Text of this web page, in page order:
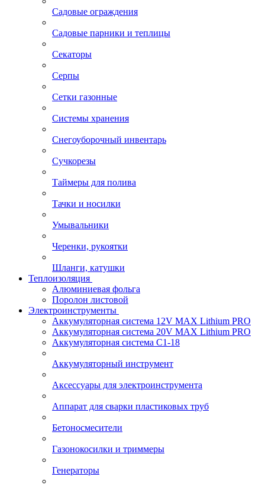
Садовые ограждения
Садовые парники и теплицы
Секаторы
Серпы
Сетки газонные
Системы хранения
Снегоуборочный инвентарь
Сучкорезы
Таймеры для полива
Тачки и носилки
Умывальники
Черенки, рукоятки
Шланги, катушки
Теплоизоляция
Алюминиевая фольга
Поролон листовой
Электроинструменты
Аккумуляторная система 12V MAX Lithium PRO
Аккумуляторная система 20V MAX Lithium PRO
Аккумуляторная система С1-18
Аккумуляторный инструмент
Аксессуары для электроинструмента
Аппарат для сварки пластиковых труб
Бетоносмесители
Газонокосилки и триммеры
Генераторы